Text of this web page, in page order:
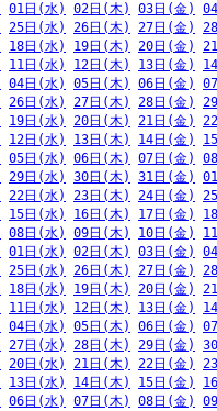
01日(水) 02日(木) 03日(金)
25日(水) 26日(木) 27日(金)
18日(水) 19日(木) 20日(金)
11日(水) 12日(木) 13日(金)
04日(水) 05日(木) 06日(金)
26日(水) 27日(木) 28日(金)
19日(水) 20日(木) 21日(金)
12日(水) 13日(木) 14日(金)
05日(水) 06日(木) 07日(金)
29日(水) 30日(木) 31日(金)
22日(水) 23日(木) 24日(金)
15日(水) 16日(木) 17日(金)
08日(水) 09日(木) 10日(金)
01日(水) 02日(木) 03日(金)
25日(水) 26日(木) 27日(金)
18日(水) 19日(木) 20日(金)
11日(水) 12日(木) 13日(金)
04日(水) 05日(木) 06日(金)
27日(水) 28日(木) 29日(金)
20日(水) 21日(木) 22日(金)
13日(水) 14日(木) 15日(金)
06日(水) 07日(木) 08日(金)